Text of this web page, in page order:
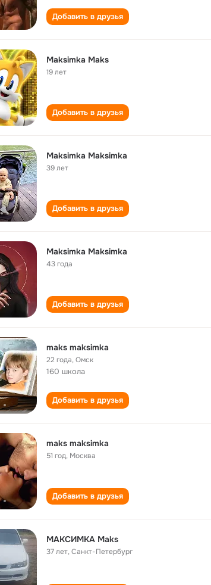
Добавить в друзья
Maksimka Maks
19 лет
Добавить в друзья
Maksimka Maksimka
39 лет
Добавить в друзья
Maksimka Maksimka
43 года
Добавить в друзья
maks maksimka
22 года,Омск
160 школа
Добавить в друзья
maks maksimka
51 год, Москва
Добавить в друзья
МАКСИМКА Maks
37 лет,Санкт-Петербург